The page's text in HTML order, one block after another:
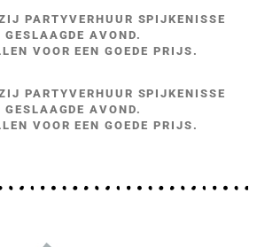
PARTYVERHUUR SPIJKENISSE
GESLAAGDE AVOND.
VOOR EEN GOEDE PRIJS.
PARTYVERHUUR SPIJKENISSE
GESLAAGDE AVOND.
VOOR EEN GOEDE PRIJS.